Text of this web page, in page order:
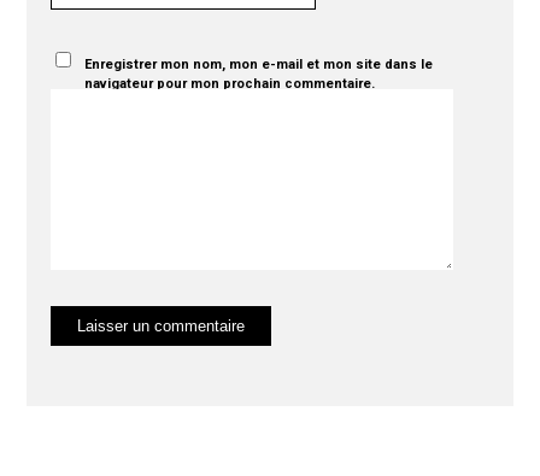
Enregistrer mon nom, mon e-mail et mon site dans le
navigateur pour mon prochain commentaire.